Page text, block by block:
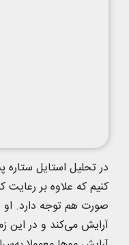
در تحلیل استایل ستاره
کنیم که علاوه بر
صورت هم توجه دارد.
آرایش می‌کند و در این